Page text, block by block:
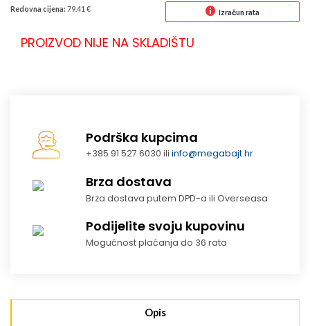
Redovna cijena: 79.41 € Izračun rata
PROIZVOD NIJE NA SKLADIŠTU
Podrška kupcima
+385 91 527 6030 iliinfo@megabajt.hr
Brza dostava
Brza dostava putem DPD-a ili Overseasa
Podijelite svoju kupovinu
Mogućnost plaćanja do 36 rata
Opis